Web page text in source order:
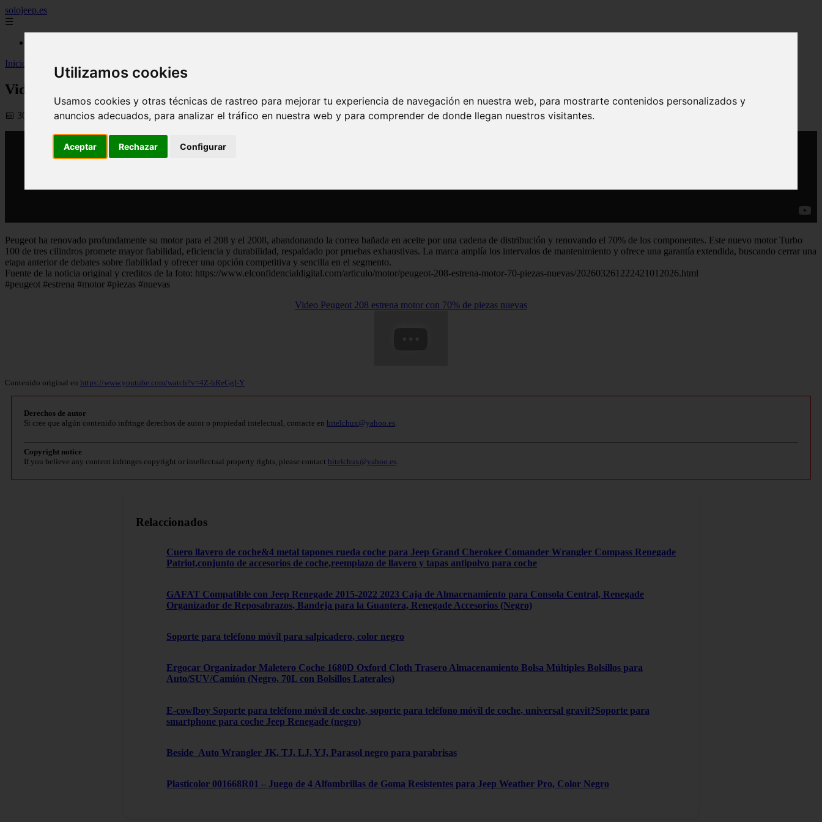
Utilizamos cookies
Usamos cookies y otras técnicas de rastreo para mejorar tu experiencia de navegación en nuestra web, para mostrarte contenidos personalizados y
anuncios adecuados, para analizar el tráfico en nuestra web y para comprender de donde llegan nuestros visitantes.
Aceptar Rechazar Configurar
solojeep.es
☰
Inicio
Video Peugeot 208 estrena motor con 70% de piezas nuevas
📅 30/03/2026
Peugeot ha renovado profundamente su motor para el 208 y el 2008, abandonando la correa bañada en aceite por una cadena de distribución y renovando el 70% de los componentes. Este nuevo motor Turbo
100 de tres cilindros promete mayor fiabilidad, eficiencia y durabilidad, respaldado por pruebas exhaustivas. La marca amplía los intervalos de mantenimiento y ofrece una garantía extendida, buscando cerrar una
etapa anterior de debates sobre fiabilidad y ofrecer una opción competitiva y sencilla en el segmento.
Fuente de la noticia original y creditos de la foto: https://www.elconfidencialdigital.com/articulo/motor/peugeot-208-estrena-motor-70-piezas-nuevas/202603261222421012026.html
#peugeot #estrena #motor #piezas #nuevas
Video Peugeot 208 estrena motor con 70% de piezas nuevas
Contenido original en https://www.youtube.com/watch?v=4Z-hReGgI-Y
Derechos de autor
Si cree que algún contenido infringe derechos de autor o propiedad intelectual, contacte en bitelchux@yahoo.es.
Copyright notice
If you believe any content infringes copyright or intellectual property rights, please contact bitelchux@yahoo.es.
Relaccionados
Cuero llavero de coche&4 metal tapones rueda coche para Jeep Grand Cherokee Comander Wrangler Compass Renegade
Patriot,conjunto de accesorios de coche,reemplazo de llavero y tapas antipolvo para coche
GAFAT Compatible con Jeep Renegade 2015-2022 2023 Caja de Almacenamiento para Consola Central, Renegade
Organizador de Reposabrazos, Bandeja para la Guantera, Renegade Accesorios (Negro)
Soporte para teléfono móvil para salpicadero, color negro
Ergocar Organizador Maletero Coche 1680D Oxford Cloth Trasero Almacenamiento Bolsa Múltiples Bolsillos para
Auto/SUV/Camión (Negro, 70L con Bolsillos Laterales)
E-cowlboy Soporte para teléfono móvil de coche, soporte para teléfono móvil de coche, universal gravit?Soporte para
smartphone para coche Jeep Renegade (negro)
Beside_Auto Wrangler JK, TJ, LJ, YJ, Parasol negro para parabrisas
Plasticolor 001668R01 – Juego de 4 Alfombrillas de Goma Resistentes para Jeep Weather Pro, Color Negro